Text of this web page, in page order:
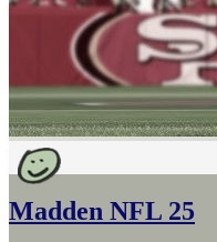
Madden NFL 25